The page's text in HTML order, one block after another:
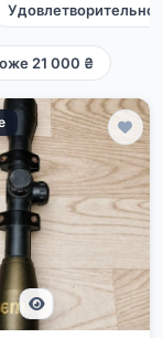
Удовлетворительное
21 000 ₴